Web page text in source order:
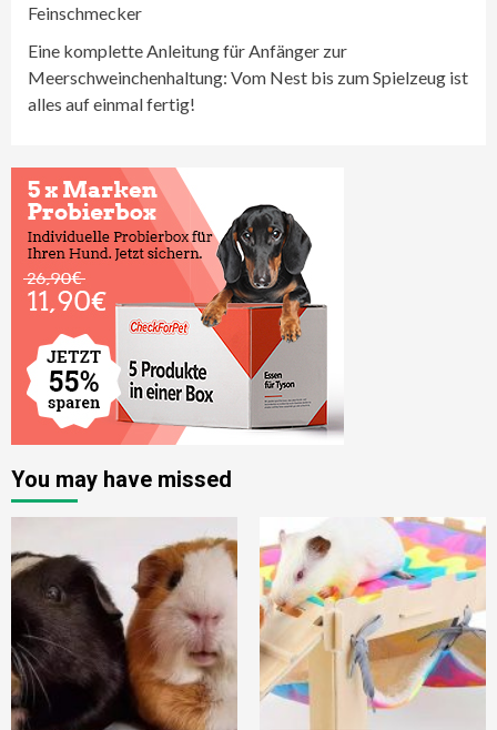
Feinschmecker
Eine komplette Anleitung für Anfänger zur
Meerschweinchenhaltung: Vom Nest bis zum Spielzeug ist
alles auf einmal fertig!
You may have missed